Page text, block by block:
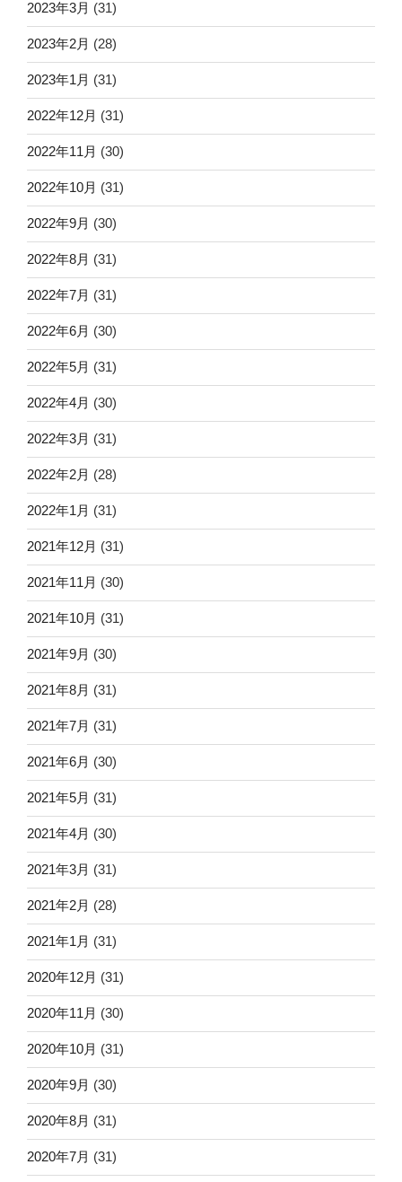
2023年3月 (31)
2023年2月 (28)
2023年1月 (31)
2022年12月 (31)
2022年11月 (30)
2022年10月 (31)
2022年9月 (30)
2022年8月 (31)
2022年7月 (31)
2022年6月 (30)
2022年5月 (31)
2022年4月 (30)
2022年3月 (31)
2022年2月 (28)
2022年1月 (31)
2021年12月 (31)
2021年11月 (30)
2021年10月 (31)
2021年9月 (30)
2021年8月 (31)
2021年7月 (31)
2021年6月 (30)
2021年5月 (31)
2021年4月 (30)
2021年3月 (31)
2021年2月 (28)
2021年1月 (31)
2020年12月 (31)
2020年11月 (30)
2020年10月 (31)
2020年9月 (30)
2020年8月 (31)
2020年7月 (31)